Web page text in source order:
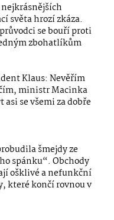
nejkrásnějších
světa hrozí zkáza.
se bouří proti
zbohatlíkům
Klaus: Nevěřím
ministr Macinka
asi se všemi za dobře
šmejdy ze
spánku“. Obchody
ošklivé a nefunkční
které končí rovnou v